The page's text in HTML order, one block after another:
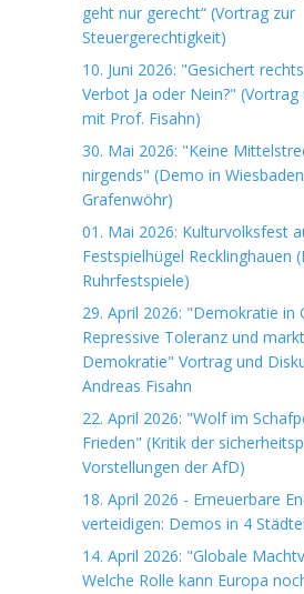
geht nur gerecht“ (Vortrag zur
Steuergerechtigkeit)
10. Juni 2026: "Gesichert
Verbot Ja oder Nein?"
mit Prof. Fisahn)
30. Mai 2026: "Keine
nirgends" (Demo in
Grafenwöhr)
01. Mai 2026: Kulturvolksfest
Festspielhügel Recklinghauen
Ruhrfestspiele)
29. April 2026: "Demokratie in
Repressive Toleranz und
Demokratie" Vortrag und
Andreas Fisahn
22. April 2026: "Wolf im
Frieden" (Kritik der
Vorstellungen der AfD)
18. April 2026 - Erneuerbare
verteidigen: Demos in 4
14. April 2026: "Globale
Welche Rolle kann Europa